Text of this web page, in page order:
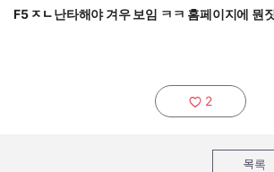
F5 ㅈㄴ난타해야 겨우 보임 ㅋㅋ 홈페이지에 뭔
추천하기:
2
목록